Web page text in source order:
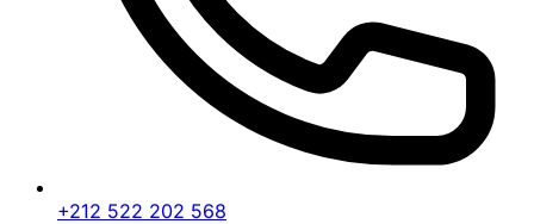
+212 522 202 568